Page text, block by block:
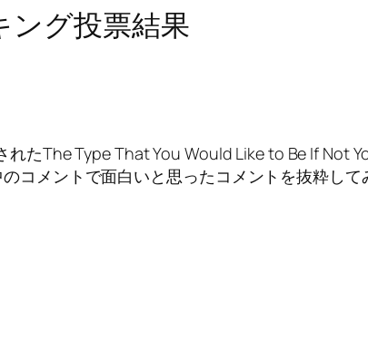
ング投票結果
たThe Type That You Would Like to Be If Not
コメントで面白いと思ったコメントを抜粋して